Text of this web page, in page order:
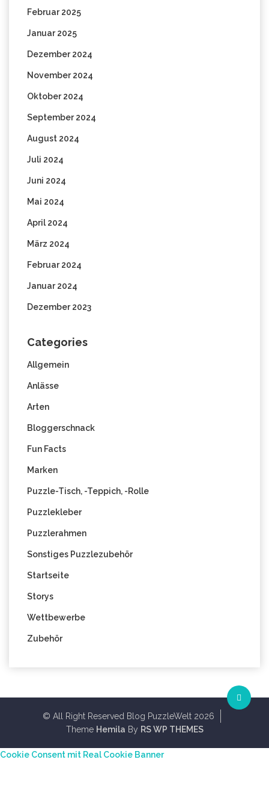
Februar 2025
Januar 2025
Dezember 2024
November 2024
Oktober 2024
September 2024
August 2024
Juli 2024
Juni 2024
Mai 2024
April 2024
März 2024
Februar 2024
Januar 2024
Dezember 2023
Categories
Allgemein
Anlässe
Arten
Bloggerschnack
Fun Facts
Marken
Puzzle-Tisch, -Teppich, -Rolle
Puzzlekleber
Puzzlerahmen
Sonstiges Puzzlezubehör
Startseite
Storys
Wettbewerbe
Zubehör
© All Right Reserved Blog PuzzleWelt 2026
Theme Hemila By RS WP THEMES
Cookie Consent mit Real Cookie Banner